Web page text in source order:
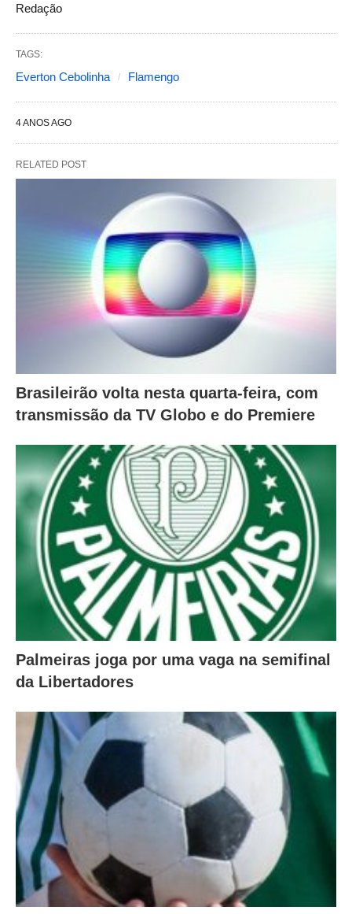
Redação
TAGS:
Everton Cebolinha Flamengo
4 ANOS AGO
RELATED POST
Brasileirão volta nesta quarta-feira, com
transmissão da TV Globo e do Premiere
Palmeiras joga por uma vaga na semifinal
da Libertadores